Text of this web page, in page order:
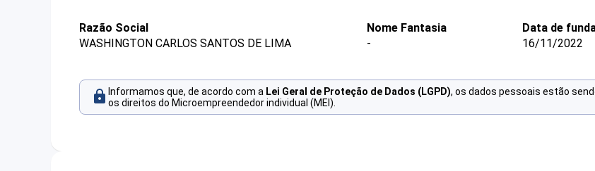
Razão Social
WASHINGTON CARLOS SANTOS DE LIMA
Nome Fantasia
-
Data de
16/11/2022
Informamos que, de acordo com a Lei Geral de Proteção de Dados (LGPD), os dados pessoais estão
os direitos do Microempreendedor individual (MEI).